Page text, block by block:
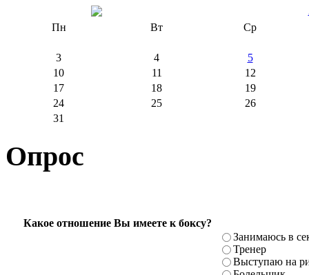
Пн
Вт Ср
3 4
5
10
11
12
17
18
19
24
25
26
31
Опрос
Какое отношение Вы имеете к боксу?
Занимаюсь в
Тренер
Выступаю на